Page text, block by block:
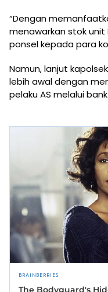
“Dengan
menawarkan stok unit
ponsel kepada para
Namun, lanjut
lebih awal dengan
pelaku AS melalui bank